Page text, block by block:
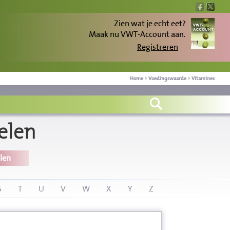
Zien wat je echt eet?
Maak nu VWT-Account aan.
Registreren
Home > Voedingswaarde > Vitamines
T U V W X Y Z